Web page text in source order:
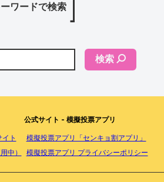
ワードで検索
検索
ト
中）
公式サイト - 模擬投票アプリ
模擬投票アプリ「センキョ割アプリ」
模擬投票アプリ プライバシーポリシー